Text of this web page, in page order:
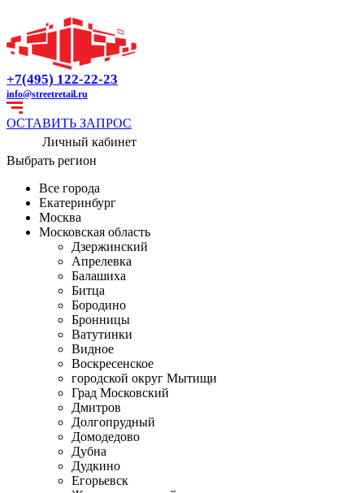
+7(495) 122-22-23
info@streetretail.ru
ОСТАВИТЬ ЗАПРОС
Личный кабинет
Выбрать регион
Все города
Екатеринбург
Москва
Московская область
Дзержинский
Апрелевка
Балашиха
Битца
Бородино
Бронницы
Ватутинки
Видное
Воскресенское
городской округ Мытищи
Град Московский
Дмитров
Долгопрудный
Домодедово
Дубна
Дудкино
Егорьевск